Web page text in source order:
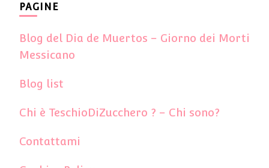
PAGINE
Blog del Dia de Muertos – Giorno dei Morti
Messicano
Blog list
Chi è TeschioDiZucchero ? – Chi sono?
Contattami